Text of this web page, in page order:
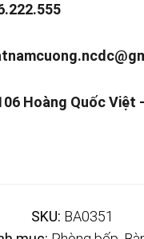
Hoàng Quốc Việt
SKU: BA0351